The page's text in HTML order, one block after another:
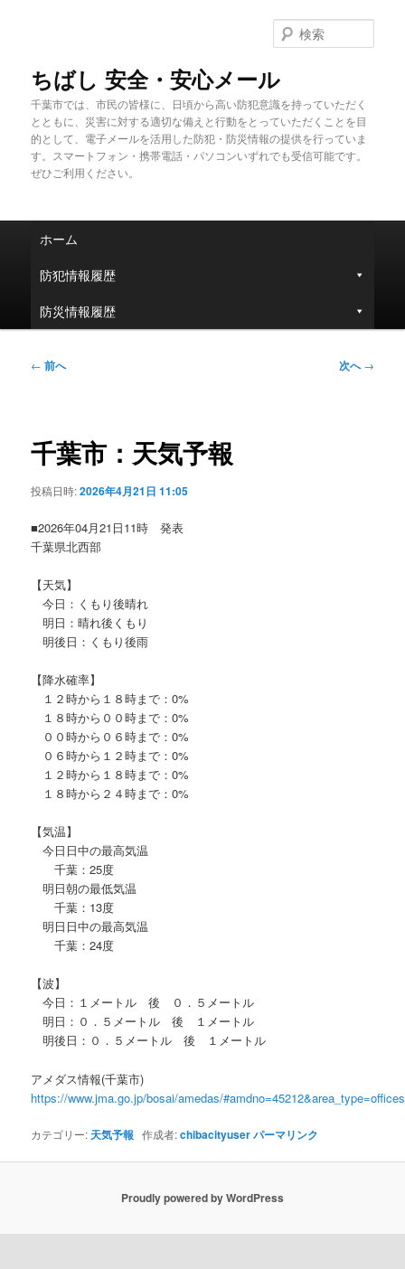
ちばし 安全・安心メール
千葉市では、市民の皆様に、日頃から高い防犯意識を持っていただく
とともに、災害に対する適切な備えと行動をとっていただくことを目
的として、電子メールを活用した防犯・防災情報の提供を行っていま
す。スマートフォン・携帯電話・パソコンいずれでも受信可能です。
ぜひご利用ください。
索
ュ
ホーム
防犯情報履歴
防災情報履歴
投
ゲ
ー
ョ
← 前へ 次へ→
千葉市：天気予報
投稿日時:2026年4月21日 11:05
■2026年04月21日11時 発表
千葉県北西部
【天気】
今日：くもり後晴れ
明日：晴れ後くもり
明後日：くもり後雨
【降水確率】
１２時から１８時まで：0%
１８時から００時まで：0%
００時から０６時まで：0%
０６時から１２時まで：0%
１２時から１８時まで：0%
１８時から２４時まで：0%
【気温】
今日日中の最高気温
千葉：25度
明日朝の最低気温
千葉：13度
明日日中の最高気温
千葉：24度
【波】
今日：１メートル 後 ０．５メートル
明日：０．５メートル 後 １メートル
明後日：０．５メートル 後 １メートル
アメダス情報(千葉市)
https://www.jma.go.jp/bosai/amedas/
カテゴリー: 天気予報 作成者:chibacityuserパーマリンク
Proudly powered by WordPress